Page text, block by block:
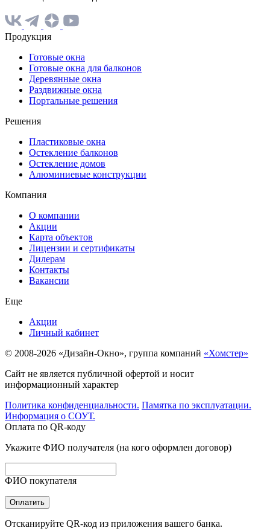
Продукция
Готовые окна
Готовые окна для балконов
Деревянные окна
Раздвижные окна
Портальные решения
Решения
Пластиковые окна
Остекление балконов
Остекление домов
Алюминиевые конструкции
Компания
О компании
Акции
Карта объектов
Лицензии и сертификаты
Дилерам
Контакты
Вакансии
Еще
Акции
Личный кабинет
© 2008-2026 «Дизайн-Окно», группа компаний «Хомстер»
Сайт не является публичной офертой и носит
информационный характер
Политика конфиденциальности. Памятка по эксплуатации.
Информация о СОУТ.
Оплата по QR-коду
Укажите ФИО получателя (на кого оформлен договор)
ФИО покупателя
Оплатить
Отсканируйте QR-код из приложения вашего банка.